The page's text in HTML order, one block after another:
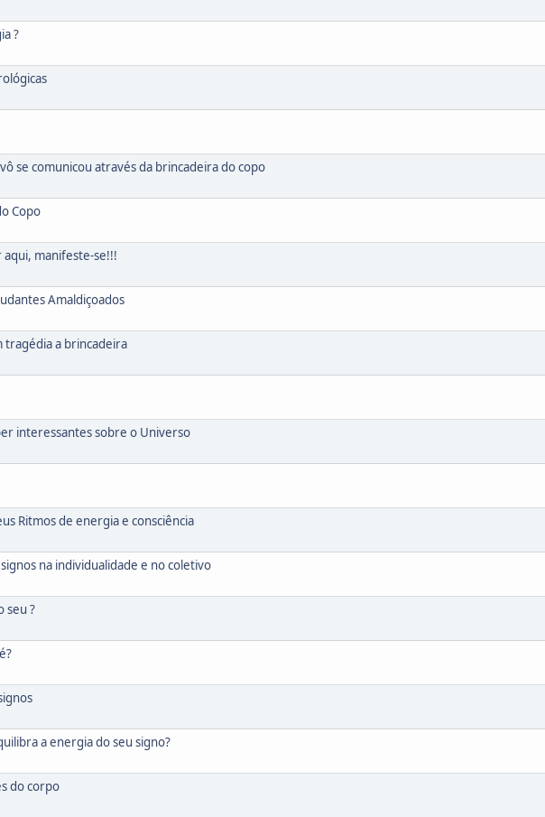
?
se comunicou através da brincadeira do copo
Copo
aqui, manifeste-se!!!
Amaldiçoados
tragédia a brincadeira
interessantes sobre o Universo
Ritmos de energia e consciência
na individualidade e no coletivo
seu ?
a energia do seu signo?
do corpo